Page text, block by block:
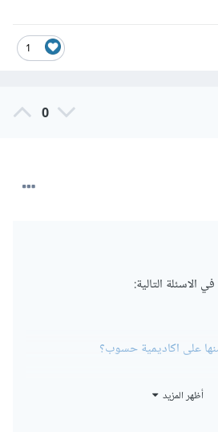
1
0
الاسئلة التالية:
على اكاديمية حسوب؟
حسوب؟
أظهر المزيد